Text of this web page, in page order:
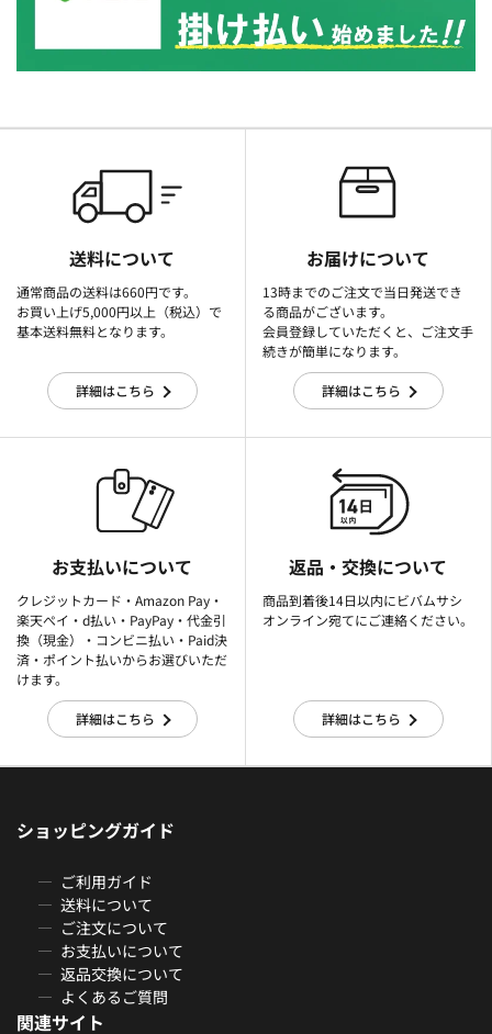
送料について
通常商品の送料は660円です。
お買い上げ5,000円以上（税込）で
基本送料無料となります。
詳細はこちら
お届けについて
13時までのご注文で当日発送でき
る商品がございます。
会員登録していただくと、ご注文手
続きが簡単になります。
詳細はこちら
お支払いについて
クレジットカード・Amazon Pay・
楽天ぺイ・d払い・PayPay・代金引
換（現金）・コンビニ払い・Paid決
済・ポイント払いからお選びいただ
けます。
詳細はこちら
返品・交換について
商品到着後14日以内にビバムサシ
オンライン宛てにご連絡ください。
詳細はこちら
ショッピングガイド
ご利用ガイド
送料について
ご注文について
お支払いについて
返品交換について
よくあるご質問
関連サイト